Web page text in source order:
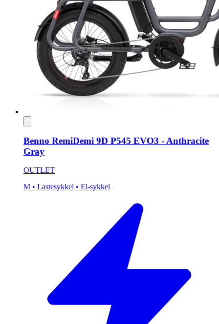
Benno RemiDemi 9D P545 EVO3 - Anthracite
Gray
OUTLET
M • Lastesykkel • El-sykkel